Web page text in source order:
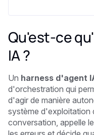
Qu'est-ce
IA ?
Un harness d'agent
d'orchestration qui
d'agir de manière
système d'exploitation
conversation, appelle